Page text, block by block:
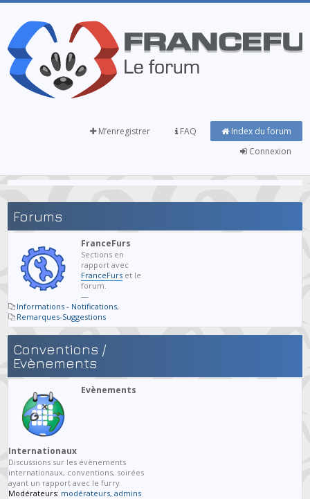
Index du forum
FAQ
M’enregistrer
Connexion
Forums
FranceFurs
Sections en
rapport avec
FranceFurs et le
forum.
—
Informations - Notifications,
Remarques-Suggestions
Conventions /
Evènements
Evènements
Internationaux
Discussions sur les évènements
internationaux, conventions, soirées
ayant un rapport avec le furry
Modérateurs: modérateurs,admins